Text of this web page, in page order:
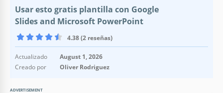
Usar esto gratis plantilla con Google
Slides and Microsoft PowerPoint
4.38 (2 reseñas)
Actualizado
August 1, 2026
Creado por
Oliver Rodriguez
ADVERTISEMENT